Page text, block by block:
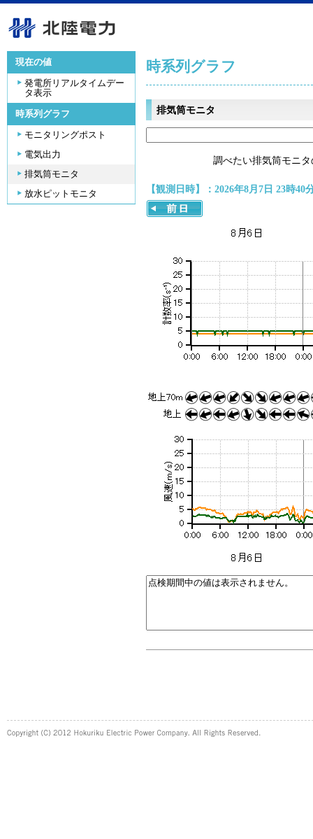
現在の値
発電所リアルタイムデー
タ表示
時系列グラフ
モニタリングポスト
電気出力
排気筒モニタ
放水ピットモニタ
時系列グラフ
排気筒モニタ
調べたい排気筒モニ
【観測日時】：2026年8月7日 23時40